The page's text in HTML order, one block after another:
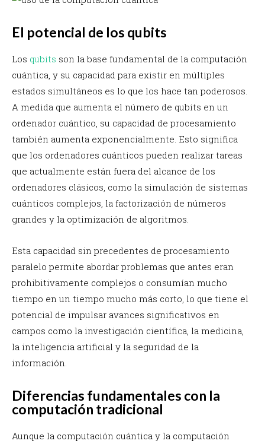
El potencial de los qubits
Los qubits son la base fundamental de la computación
cuántica, y su capacidad para existir en múltiples
estados simultáneos es lo que los hace tan poderosos.
A medida que aumenta el número de qubits en un
ordenador cuántico, su capacidad de procesamiento
también aumenta exponencialmente. Esto significa
que los ordenadores cuánticos pueden realizar tareas
que actualmente están fuera del alcance de los
ordenadores clásicos, como la simulación de sistemas
cuánticos complejos, la factorización de números
grandes y la optimización de algoritmos.
Esta capacidad sin precedentes de procesamiento
paralelo permite abordar problemas que antes eran
prohibitivamente complejos o consumían mucho
tiempo en un tiempo mucho más corto, lo que tiene el
potencial de impulsar avances significativos en
campos como la investigación científica, la medicina,
la inteligencia artificial y la seguridad de la
información.
Diferencias fundamentales con la
computación tradicional
Aunque la computación cuántica y la computación